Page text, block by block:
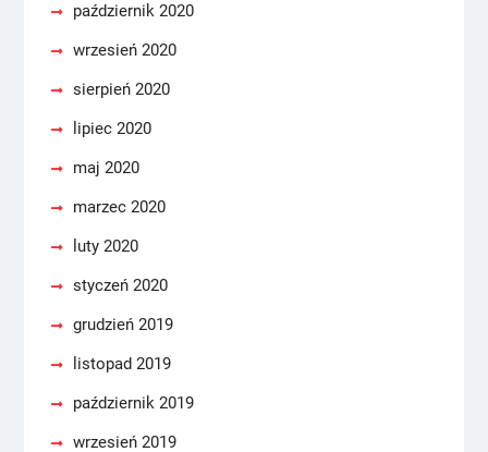
październik 2020
wrzesień 2020
sierpień 2020
lipiec 2020
maj 2020
marzec 2020
luty 2020
styczeń 2020
grudzień 2019
listopad 2019
październik 2019
wrzesień 2019